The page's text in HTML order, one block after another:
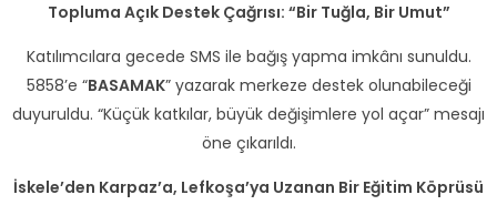
Topluma Açık Destek Çağrısı: “Bir Tuğla, Bir Umut”
Katılımcılara gecede SMS ile bağış yapma imkânı sunuldu.
5858’e “BASAMAK” yazarak merkeze destek olunabileceği
duyuruldu. “Küçük katkılar, büyük değişimlere yol açar” mesajı
öne çıkarıldı.
İskele’den Karpaz’a, Lefkoşa’ya Uzanan Bir Eğitim Köprüsü